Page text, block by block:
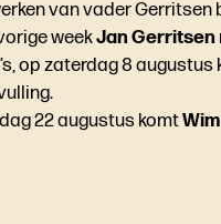
van vader
weekJan Gerritsen
op zaterdag 8
22 augustus komt